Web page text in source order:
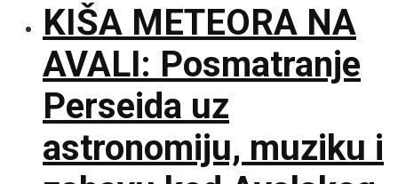
KIŠA METEORA NA
AVALI: Posmatranje
Perseida uz
astronomiju, muziku i